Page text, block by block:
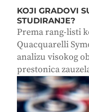
KOJI GRADOVI
STUDIRANJE?
Prema rang-listi
Quacquarelli
analizu visokog
prestonica